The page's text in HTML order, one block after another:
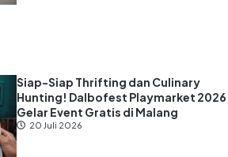
Siap-Siap Thrifting dan Culinary
Hunting! Dalbofest Playmarket 2026
Gelar Event Gratis di Malang
20 Juli 2026